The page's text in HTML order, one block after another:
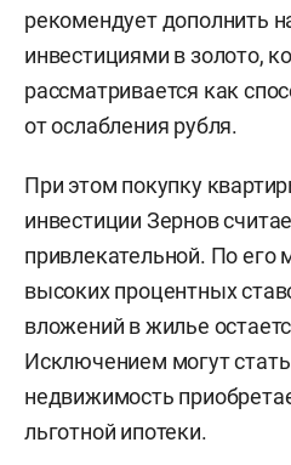
рекомендует дополнить
инвестициями в золото,
рассматривается как
от ослабления рубля.
При этом покупку
инвестиции Зернов
привлекательной. По его
высоких процентных
вложений в жилье
Исключением могут
недвижимость
льготной ипотеки.